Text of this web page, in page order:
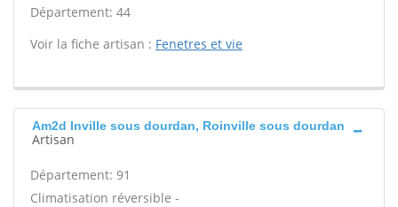
Département: 44
Voir la fiche artisan : Fenetres et vie
Am2d Inville sous dourdan, Roinville sous dourdan
Artisan
Département: 91
Climatisation réversible -